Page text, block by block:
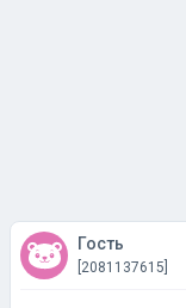
Гость
[2081137615]